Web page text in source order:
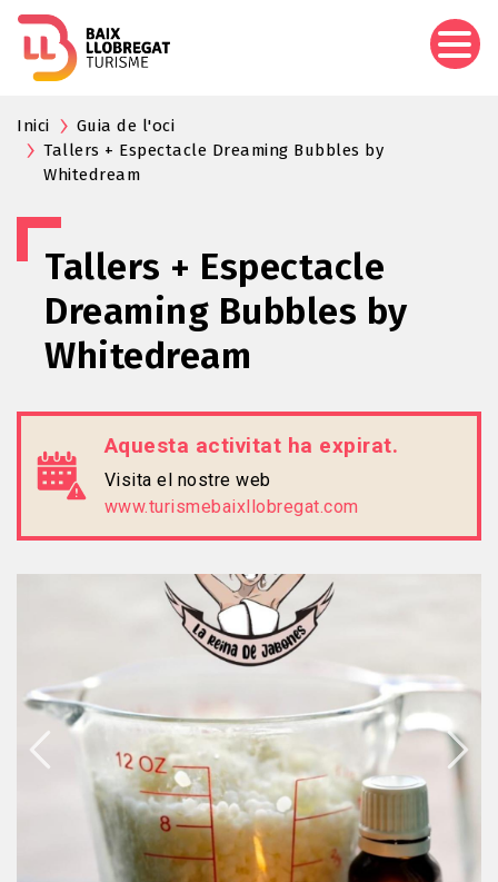
Inici
Guia de l'oci
Tallers + Espectacle Dreaming Bubbles by
Whitedream
Tallers + Espectacle
Dreaming Bubbles by
Whitedream
Aquesta activitat ha expirat.
Visita el nostre web
www.turismebaixllobregat.com